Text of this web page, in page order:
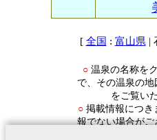
[ 全国 : 富山県 |
○ 温泉の名称を
で、その温泉の
をご覧い
○ 掲載情報につき
報でない場合が